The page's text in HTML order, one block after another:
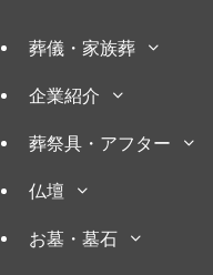
葬儀・家族葬
企業紹介
葬祭具・アフター
仏壇
お墓・墓石